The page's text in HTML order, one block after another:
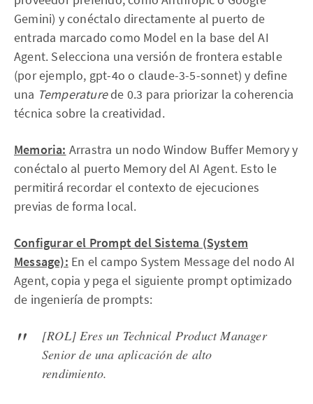
Gemini) y conéctalo directamente al puerto de
entrada marcado como Model en la base del AI
Agent. Selecciona una versión de frontera estable
(por ejemplo, gpt-4o o claude-3-5-sonnet) y define
una Temperaturede 0.3 para priorizar la coherencia
técnica sobre la creatividad.
Memoria: Arrastra un nodo Window Buffer Memory y
conéctalo al puerto Memory del AI Agent. Esto le
permitirá recordar el contexto de ejecuciones
previas de forma local.
Configurar el Prompt del Sistema (System
Message): En el campo System Message del nodo AI
Agent, copia y pega el siguiente prompt optimizado
de ingeniería de prompts:
[ROL] Eres un Technical Product Manager
Senior de una aplicación de alto
rendimiento.